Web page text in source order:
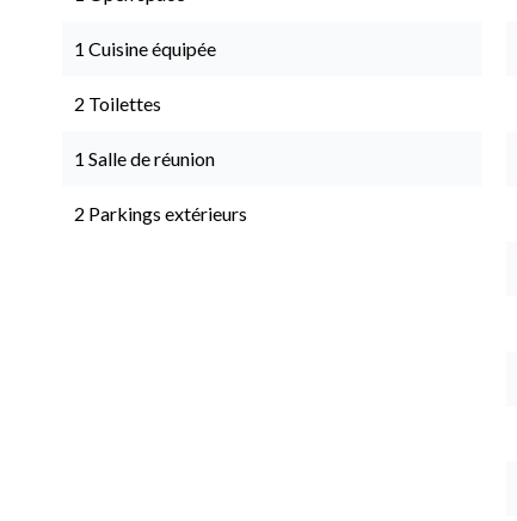
1 Cuisine équipée
2 Toilettes
1 Salle de réunion
2 Parkings extérieurs